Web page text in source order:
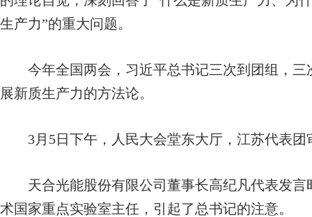
生产力”的重大问题。
今年全国两会，习近平总书记三次到团组，三
展新质生产力的方法论。
3月5日下午，人民大会堂东大厅，江苏代表团
天合光能股份有限公司董事长高纪凡代表发
术国家重点实验室主任，引起了总书记的注意。